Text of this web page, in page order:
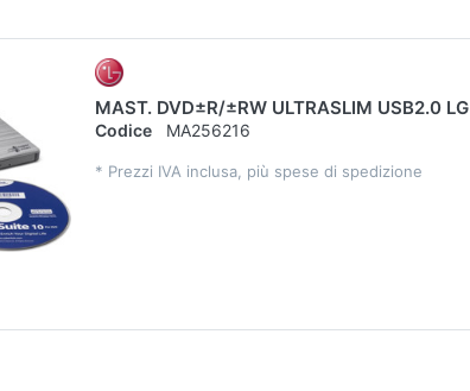
MAST. DVD±R/±RW ULTRASLIM USB2.0 LG
Codice MA256216
* Prezzi IVA inclusa, più spese di spedizione